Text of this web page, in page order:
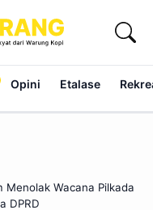
Opini Etalase
Menolak Wacana Pilkada
DPRD